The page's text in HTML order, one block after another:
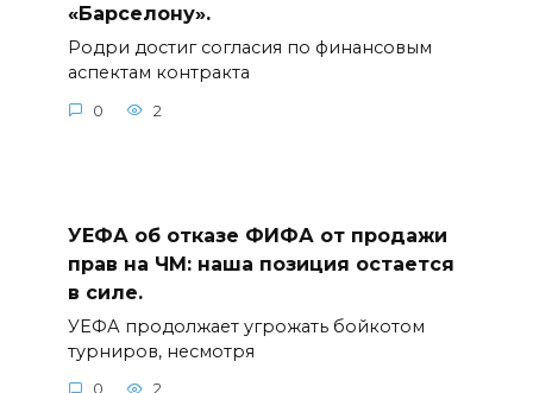
«Барселону».
Родри достиг согласия по финансовым
аспектам контракта
0 2
УЕФА об отказе ФИФА от продажи
прав на ЧМ: наша позиция остается
в силе.
УЕФА продолжает угрожать бойкотом
турниров, несмотря
0 2